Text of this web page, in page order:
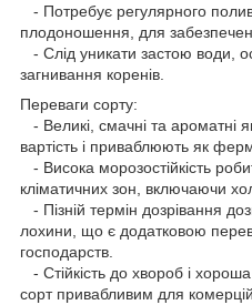
- Потребує регулярного
плодоношення, для
- Слід уникати застою води,
загнивання коренів.
Переваги сорту:
- Великі, смачні та ароматні
вартість і приваблюють як
- Висока морозостійкість
кліматичних зон, включаючи
- Пізній термін дозрівання
лохини, що є додатковою
господарств.
- Стійкість до хвороб і
сорт привабливим для